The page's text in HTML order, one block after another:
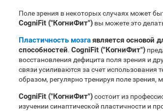
Поле зрения в некоторых случаях может
CogniFit ("КогниФит") вы можете это
Пластичность мозгаявляется основой
способностей. CogniFit ("КогниФит")
восстановления дефицита поля зрения и
связи усиливаются за счет
образом, регулярно тренируя поле зрения,
CogniFit ("КогниФит")состоит из
изучении синаптической пластичности и